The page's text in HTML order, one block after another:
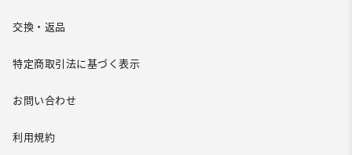
交換・返品
特定商取引法に基づく表示
お問い合わせ
利用規約